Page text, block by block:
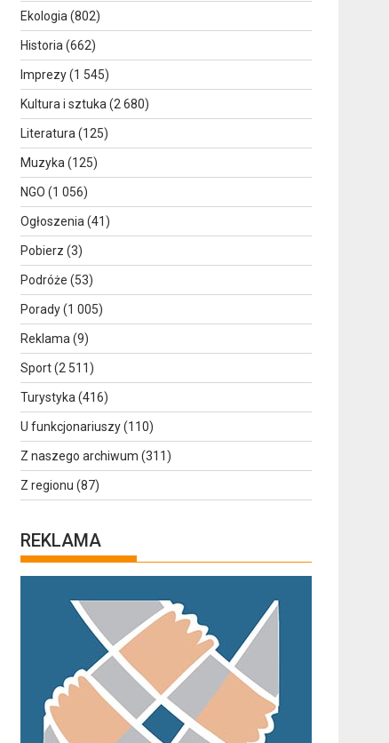
Ekologia (802)
Historia (662)
Imprezy(1 545)
Kultura i sztuka (2 680)
Literatura (125)
Muzyka (125)
NGO (1 056)
Ogłoszenia (41)
Pobierz (3)
Podróże (53)
Porady(1 005)
Reklama (9)
Sport(2 511)
Turystyka (416)
U funkcjonariuszy(110)
Z naszego archiwum (311)
Z regionu (87)
REKLAMA